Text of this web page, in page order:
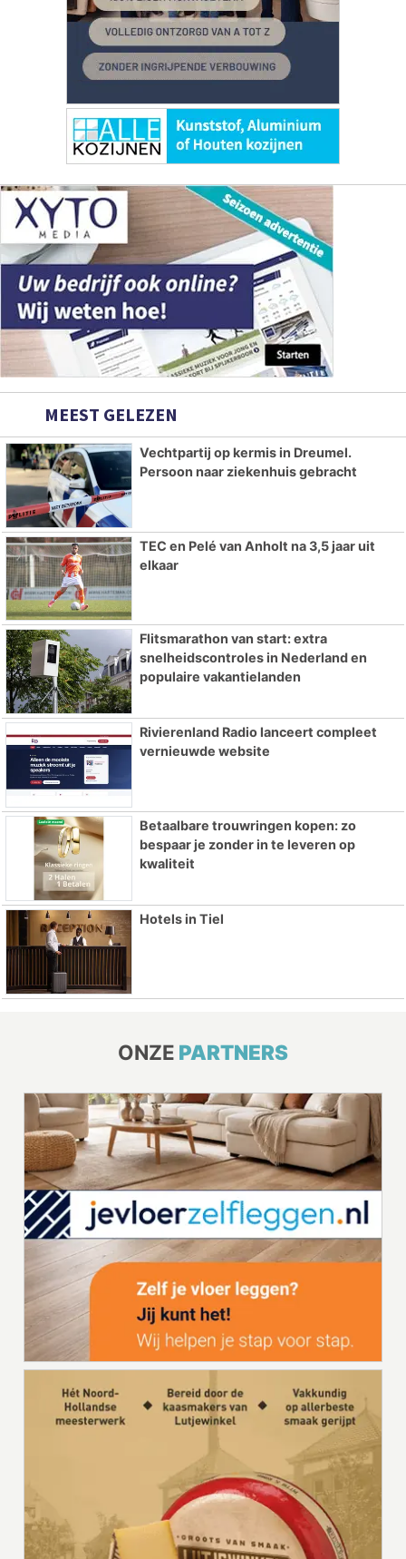
MEEST GELEZEN
Vechtpartij op kermis in Dreumel.
Persoon naar ziekenhuis gebracht
TEC en Pelé van Anholt na 3,5 jaar uit
elkaar
Flitsmarathon van start: extra
snelheidscontroles in Nederland en
populaire vakantielanden
Rivierenland Radio lanceert compleet
vernieuwde website
Betaalbare trouwringen kopen: zo
bespaar je zonder in te leveren op
kwaliteit
Hotels in Tiel
ONZE PARTNERS